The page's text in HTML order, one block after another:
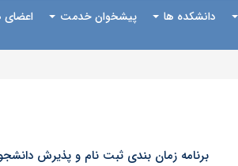
دانشکده ها پیشخوان خدمت
برنامه زمان بندی ثبت نام و پذیرش